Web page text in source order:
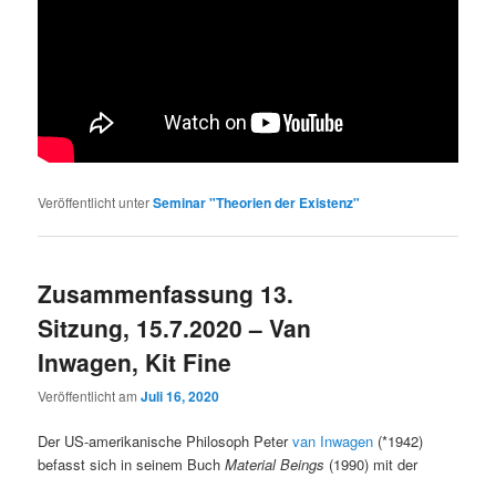
Veröffentlicht unterSeminar "Theorien der Existenz"
Zusammenfassung 13.
Sitzung, 15.7.2020 – Van
Inwagen, Kit Fine
Veröffentlicht amJuli 16, 2020
Der US-amerikanische Philosoph Petervan Inwagen (*1942)
befasst sich in seinem BuchMaterial Beings (1990) mit der